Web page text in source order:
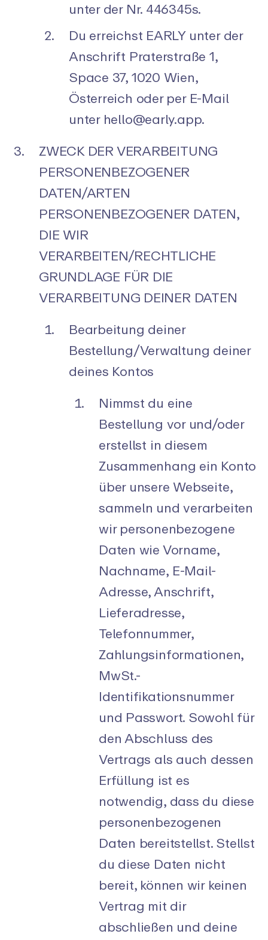
unter der Nr. 446345s.
Du erreichst EARLY unter der
Anschrift Praterstraße 1,
Space 37, 1020 Wien,
Österreich oder per E-Mail
unter hello@early.app.
ZWECK DER VERARBEITUNG
PERSONENBEZOGENER
DATEN/ARTEN
PERSONENBEZOGENER DATEN,
DIE WIR
VERARBEITEN/RECHTLICHE
GRUNDLAGE FÜR DIE
VERARBEITUNG DEINER DATEN
Bearbeitung deiner
Bestellung/Verwaltung deiner
deines Kontos
Nimmst du eine
Bestellung vor und/oder
erstellst in diesem
Zusammenhang ein Konto
über unsere Webseite,
sammeln und verarbeiten
wir personenbezogene
Daten wie Vorname,
Nachname, E-Mail-
Adresse, Anschrift,
Lieferadresse,
Telefonnummer,
Zahlungsinformationen,
MwSt.-
Identifikationsnummer
und Passwort. Sowohl für
den Abschluss des
Vertrags als auch dessen
Erfüllung ist es
notwendig, dass du diese
personenbezogenen
Daten bereitstellst. Stellst
du diese Daten nicht
bereit, können wir keinen
Vertrag mit dir
abschließen und deine